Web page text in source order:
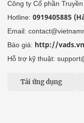
Công ty Cổ phần
Hotline: 0919405885
Email:
Báo giá: http://vads.vn
Hỗ trợ kỹ thuật:
Tải ứng dụng